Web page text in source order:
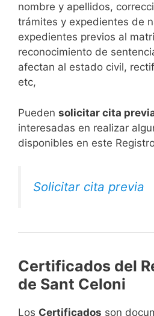
nombre y apellidos,
trámites y expedientes de
expedientes previos al
reconocimiento de
afectan al estado civil,
etc,
​Pueden solicitar cita
interesadas en realizar
disponibles en este
Solicitar cita previa
Certificados del
de Sant Celoni
Los Certificados son